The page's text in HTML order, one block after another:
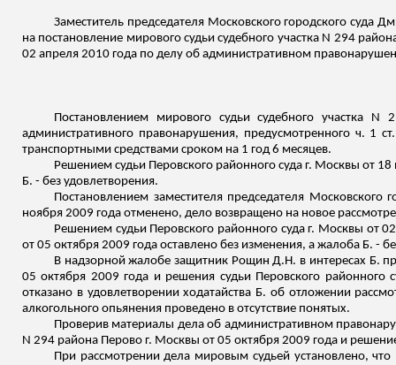
Заместитель председателя Московского городского
на постановление мирового судьи судебного участка N 294
02 апреля 2010 года по делу об административном
Постановлением мирового судьи судебного
административного правонарушения, предусмотренного ч. 1
транспортными средствами сроком на 1 год 6 месяцев.
Решением судьи Перовского районного суда г. Москвы от
Б. - без удовлетворения.
Постановлением заместителя председателя
ноября 2009 года отменено, дело возвращено на новое
Решением судьи Перовского районного суда г. Москвы от
от 05 октября 2009 года оставлено без изменения, а жалоба Б. -
В надзорной жалобе защитник Рощин Д.Н. в интересах Б.
05 октября 2009 года и решения судьи Перовского
отказано в удовлетворении ходатайства Б. об отложении
алкогольного опьянения проведено в отсутствие понятых.
Проверив материалы дела об административном
N 294 района Перово г. Москвы от 05 октября 2009 года и
При рассмотрении дела мировым судьей установлено,